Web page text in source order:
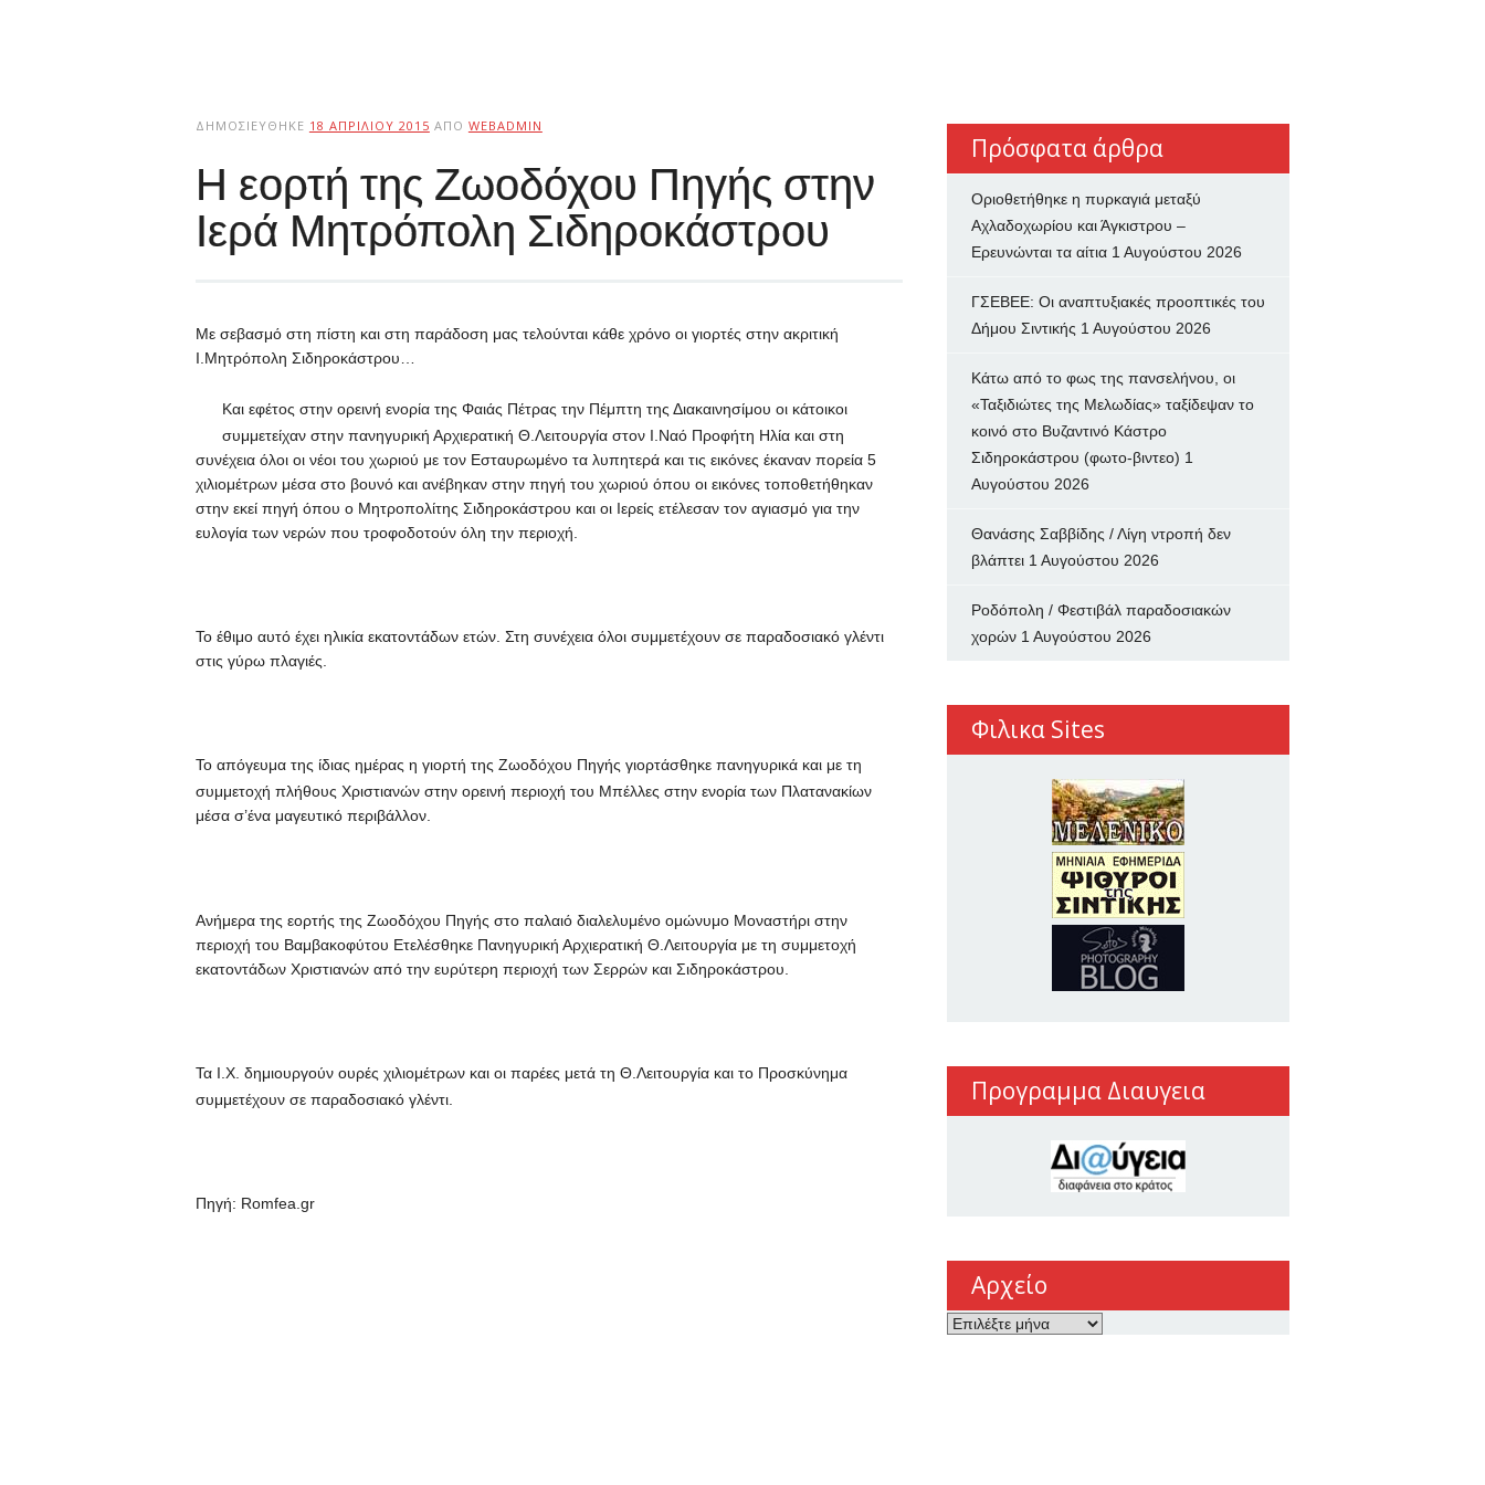
ΔΗΜΟΣΙΕΎΘΗΚΕ 18 ΑΠΡΙΛΊΟΥ 2015 ΑΠΌ WEBADMIN
Η εορτή της Ζωοδόχου Πηγής στην
Ιερά Μητρόπολη Σιδηροκάστρου
Με σεβασμό στη πίστη και στη παράδοση μας τελούνται κάθε χρόνο οι γιορτές στην ακριτική
Ι.Μητρόπολη Σιδηροκάστρου…
Και εφέτος στην ορεινή ενορία της Φαιάς Πέτρας την Πέμπτη της Διακαινησίμου οι κάτοικοι
συμμετείχαν στην πανηγυρική Αρχιερατική Θ.Λειτουργία στον Ι.Ναό Προφήτη Ηλία και στη
συνέχεια όλοι οι νέοι του χωριού με τον Εσταυρωμένο τα λυπητερά και τις εικόνες έκαναν πορεία 5
χιλιομέτρων μέσα στο βουνό και ανέβηκαν στην πηγή του χωριού όπου οι εικόνες τοποθετήθηκαν
στην εκεί πηγή όπου ο Μητροπολίτης Σιδηροκάστρου και οι Ιερείς ετέλεσαν τον αγιασμό για την
ευλογία των νερών που τροφοδοτούν όλη την περιοχή.
Το έθιμο αυτό έχει ηλικία εκατοντάδων ετών. Στη συνέχεια όλοι συμμετέχουν σε παραδοσιακό γλέντι
στις γύρω πλαγιές.
Το απόγευμα της ίδιας ημέρας η γιορτή της Ζωοδόχου Πηγής γιορτάσθηκε πανηγυρικά και με τη
συμμετοχή πλήθους Χριστιανών στην ορεινή περιοχή του Μπέλλες στην ενορία των Πλατανακίων
μέσα σ’ένα μαγευτικό περιβάλλον.
Ανήμερα της εορτής της Ζωοδόχου Πηγής στο παλαιό διαλελυμένο ομώνυμο Μοναστήρι στην
περιοχή του Βαμβακοφύτου Ετελέσθηκε Πανηγυρική Αρχιερατική Θ.Λειτουργία με τη συμμετοχή
εκατοντάδων Χριστιανών από την ευρύτερη περιοχή των Σερρών και Σιδηροκάστρου.
Τα Ι.Χ. δημιουργούν ουρές χιλιομέτρων και οι παρέες μετά τη Θ.Λειτουργία και το Προσκύνημα
συμμετέχουν σε παραδοσιακό γλέντι.
Πηγή: Romfea.gr
Πρόσφατα άρθρα
Οριοθετήθηκε η πυρκαγιά μεταξύ
Αχλαδοχωρίου και Άγκιστρου –
Ερευνώνται τα αίτια 1 Αυγούστου 2026
ΓΣΕΒΕΕ: Οι αναπτυξιακές προοπτικές του
Δήμου Σιντικής 1 Αυγούστου 2026
Κάτω από το φως της πανσελήνου, οι
«Ταξιδιώτες της Μελωδίας» ταξίδεψαν το
κοινό στο Βυζαντινό Κάστρο
Σιδηροκάστρου (φωτο-βιντεο) 1
Αυγούστου 2026
Θανάσης Σαββίδης / Λίγη ντροπή δεν
βλάπτει 1 Αυγούστου 2026
Ροδόπολη / Φεστιβάλ παραδοσιακών
χορών 1 Αυγούστου 2026
Φιλικα Sites
Προγραμμα Διαυγεια
Αρχείο
Αρχείο